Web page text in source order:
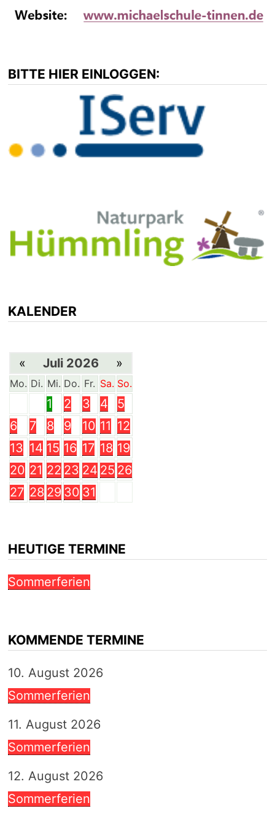
BITTE HIER EINLOGGEN:
KALENDER
« Juli 2026 »
Mo. Di. Mi. Do. Fr. Sa. So.
1 2 3 4
5
6
7 8 9 10 11 12
13 14 15 16 17 18 19
20 21 22 23 24 25 26
27 28 29 30 31
HEUTIGE TERMINE
Sommerferien
KOMMENDE TERMINE
10. August 2026
Sommerferien
11. August 2026
Sommerferien
12. August 2026
Sommerferien